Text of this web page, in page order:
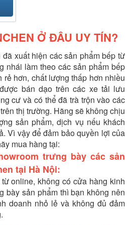
CÓ TỐT
Nhắc đến Munchen là chúng ta
nước đức rất nổi tiếng về sản xuất
hơi, mỹ phẩm thời trang, đồ gia
từ, chúng ta hãy xem những lý do
trở nên nổi tiếng như vậy là gì.
xứ từ Đức và có mặt tại thị trường
cho đến nay đã được hơn 10
thế của mình trên thị trường VN.
bếp đầu tiên đưa mẫu bếp từ đôi
2010 và đã nhanh chóng được
bếp khác chỉ có các mẫu bếp
không gian bếp người việt.
Ở ĐÂU UY TÍN?
nhái làm theo các sản phẩm bếp
rẻ hơn, chất lượng thấp hơn nhiều
bán dạo trên các xe tải lưu
cư và có thể đã trà trộn vào các
thị trường. Hãng sẽ không chịu
sản phẩm, dịch vụ nếu khách
Vì vậy để đảm bảo quyền lợi của
mua hàng tại:
trưng bày các sản
tại Hà Nội:
online, không có cửa hàng kinh
bày sản phẩm thì bạn không nên
doanh nhỏ lẻ và không đủ đảm